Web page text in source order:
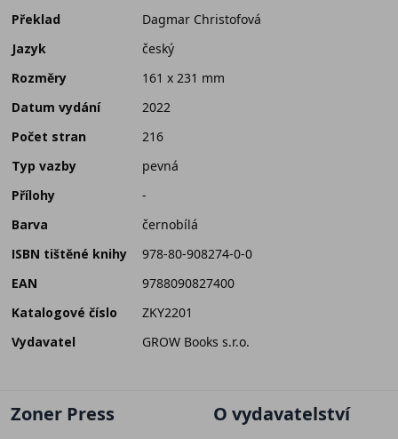
Překlad
Dagmar Christofová
Jazyk
český
Rozměry
161 x 231 mm
Datum vydání
2022
Počet stran
216
Typ vazby
pevná
Přílohy
-
Barva
černobílá
ISBN tištěné knihy
978-80-908274-0-0
EAN
9788090827400
Katalogové číslo
ZKY2201
Vydavatel
GROW Books s.r.o.
Zoner Press O vydavatelství